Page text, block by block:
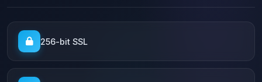
256-bit SSL